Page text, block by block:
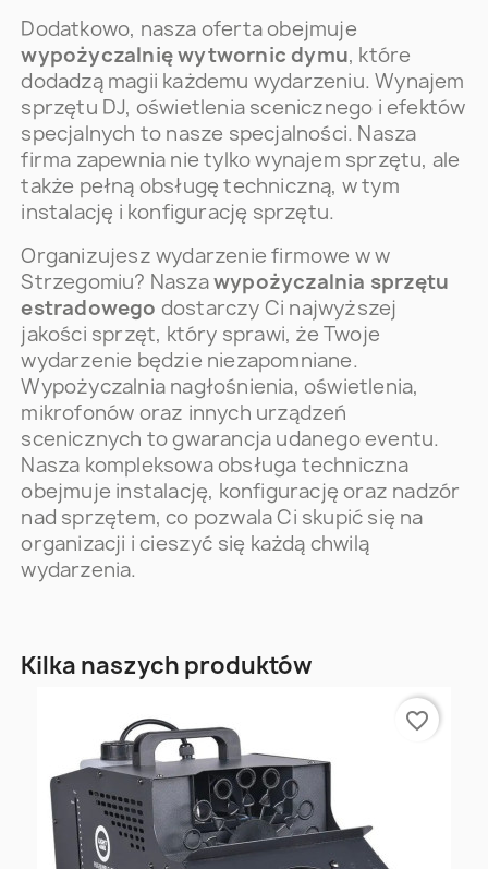
Dodatkowo, nasza oferta obejmuje
wypożyczalnię wytwornic dymu, które
dodadzą magii każdemu wydarzeniu. Wynajem
sprzętu DJ, oświetlenia scenicznego i efektów
specjalnych to nasze specjalności. Nasza
firma zapewnia nie tylko wynajem sprzętu, ale
także pełną obsługę techniczną, w tym
instalację i konfigurację sprzętu.
Organizujesz wydarzenie firmowe w w
Strzegomiu? Naszawypożyczalnia sprzętu
estradowego dostarczy Ci najwyższej
jakości sprzęt, który sprawi, że Twoje
wydarzenie będzie niezapomniane.
Wypożyczalnia nagłośnienia, oświetlenia,
mikrofonów oraz innych urządzeń
scenicznych to gwarancja udanego eventu.
Nasza kompleksowa obsługa techniczna
obejmuje instalację, konfigurację oraz nadzór
nad sprzętem, co pozwala Ci skupić się na
organizacji i cieszyć się każdą chwilą
wydarzenia.
Kilka naszych produktów
favorite_border